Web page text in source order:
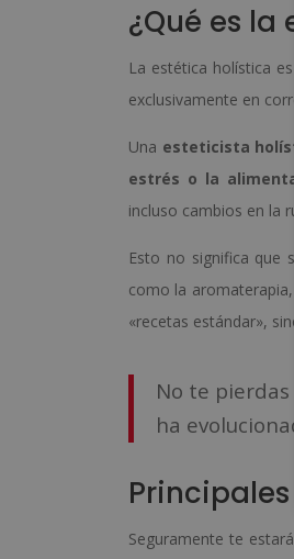
¿Qué es
La estética holística es
exclusivamente en
Una esteticista
estrés o la
incluso cambios en la
Esto no significa que
como la
«recetas estándar»,
No te pierdas
ha
Seguramente te